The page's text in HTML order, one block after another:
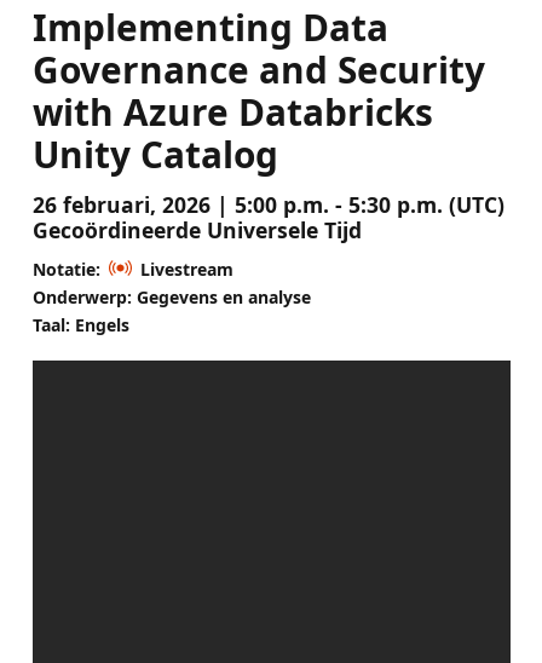
Implementing Data
Governance and Security
with Azure Databricks
Unity Catalog
26 februari, 2026 | 5:00 p.m. - 5:30 p.m. (UTC)
Gecoördineerde Universele Tijd
Notatie:
Livestream
Onderwerp: Gegevens en analyse
Taal: Engels